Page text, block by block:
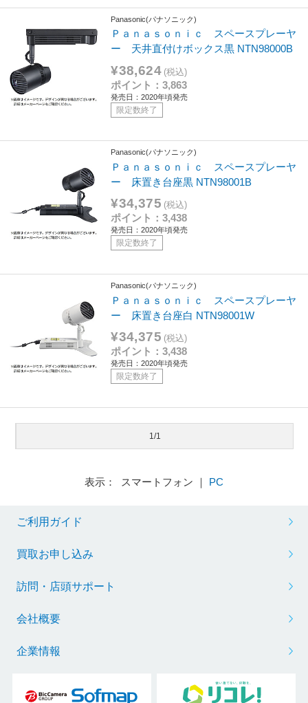
Panasonic(パナソニック)
Ｐａｎａｓｏｎｉｃ スペースプレーヤ
ー 天井直付けボックス黒 NTN98000B
¥38,624 (税込)
ポイント：3,863
発売日：2020年頃発売
限定数終了
Panasonic(パナソニック)
Ｐａｎａｓｏｎｉｃ スペースプレーヤ
ー 床置き台座黒 NTN98001B
¥34,375 (税込)
ポイント：3,438
発売日：2020年頃発売
限定数終了
Panasonic(パナソニック)
Ｐａｎａｓｏｎｉｃ スペースプレーヤ
ー 床置き台座白 NTN98001W
¥34,375 (税込)
ポイント：3,438
発売日：2020年頃発売
限定数終了
1/1
表示： スマートフォン ｜ PC
ご利用ガイド
買取お申し込み
訪問・店頭サポート
会社概要
企業情報